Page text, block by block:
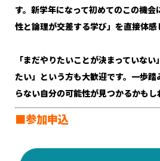
す。新学年になって初めてのこの機
性と論理が交差する学び」を直接体感
「まだやりたいことが決まっていな
たい」という方も大歓迎です。一歩踏
らない自分の可能性が見つかるかもし
■参加申込